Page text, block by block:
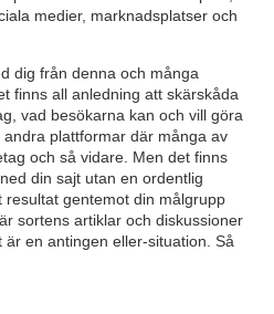
medier, marknadsplatser och
dig från denna och många
finns all anledning att skärskåda
vad besökarna kan och vill göra
plattformar där många av
och så vidare. Men det finns
din sajt utan en ordentlig
gentemot din målgrupp
sortens artiklar och diskussioner
en antingen eller-situation. Så